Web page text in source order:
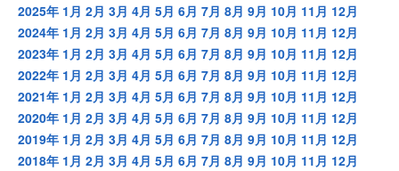
2025年 1月 2月 3月 4月 5月 6月 7月 8月 9月 10月 11月 12月
2024年 1月 2月 3月 4月 5月 6月 7月 8月 9月 10月 11月 12月
2023年 1月 2月 3月 4月 5月 6月 7月 8月 9月 10月 11月 12月
2022年 1月 2月 3月 4月 5月 6月 7月 8月 9月 10月 11月 12月
2021年 1月 2月 3月 4月 5月 6月 7月 8月 9月 10月 11月 12月
2020年 1月 2月 3月 4月 5月 6月 7月 8月 9月 10月 11月 12月
2019年 1月 2月 3月 4月 5月 6月 7月 8月 9月 10月 11月 12月
2018年 1月 2月 3月 4月 5月 6月 7月 8月 9月 10月 11月 12月